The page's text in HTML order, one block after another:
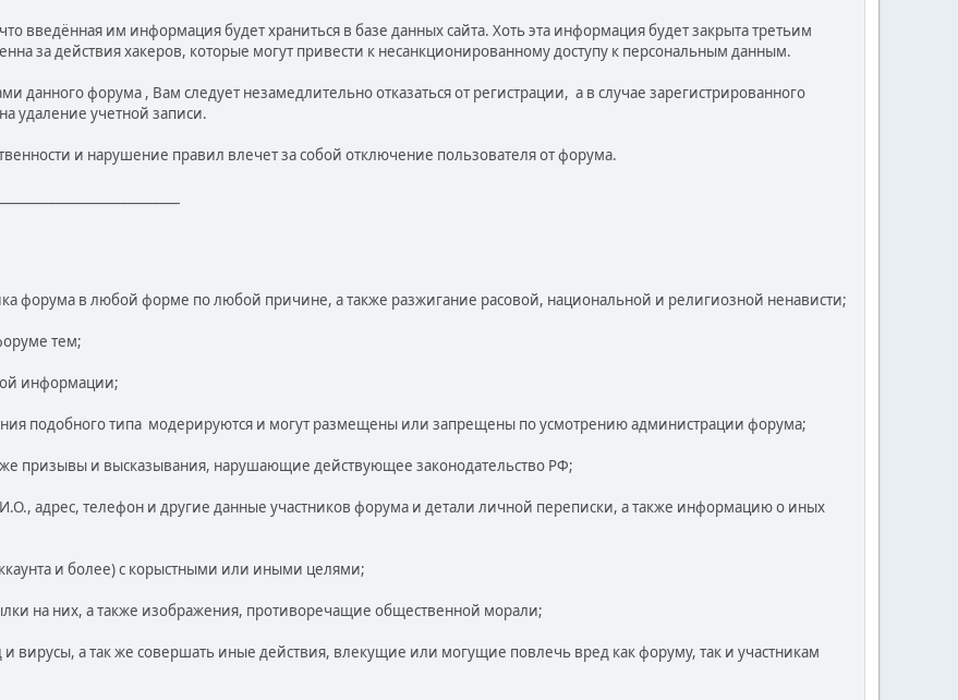
введённая им информация будет храниться в базе данных сайта. Хоть эта информация будет закрыта третьим
за действия хакеров, которые могут привести к несанкционированному доступу к персональным данным.
данного форума , Вам следует незамедлительно отказаться от регистрации, а в случае зарегистрированного
удаление учетной записи.
и нарушение правил влечет за собой отключение пользователя от форума.
форума в любой форме по любой причине, а также разжигание расовой, национальной и религиозной ненависти;
тем;
информации;
подобного типа модерируются и могут размещены или запрещены по усмотрению администрации форума;
призывы и высказывания, нарушающие действующее законодательство РФ;
адрес, телефон и другие данные участников форума и детали личной переписки, а также информацию о иных
и более) с корыстными или иными целями;
на них, а также изображения, противоречащие общественной морали;
вирусы, а так же совершать иные действия, влекущие или могущие повлечь вред как форуму, так и участникам